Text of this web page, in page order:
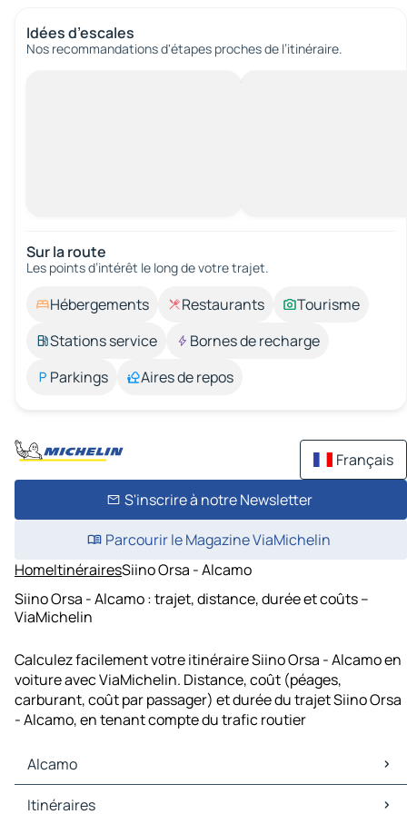
Idées d’escales
Nos recommandations d'étapes proches de l’itinéraire.
Sur la route
Les points d’intérêt le long de votre trajet.
Hébergements Restaurants
Tourisme
Stations service
Bornes de recharge
Parkings
Aires de repos
Français
S'inscrire à notre Newsletter
Parcourir le Magazine ViaMichelin
HomeItinérairesSiino Orsa - Alcamo
Siino Orsa - Alcamo : trajet, distance, durée et coûts –
ViaMichelin
Calculez facilement votre itinéraire Siino Orsa - Alcamo en
voiture avec ViaMichelin. Distance, coût (péages,
carburant, coût par passager) et durée du trajet Siino Orsa
- Alcamo, en tenant compte du trafic routier
Alcamo
Alcamo Cartes et plans
Itinéraires